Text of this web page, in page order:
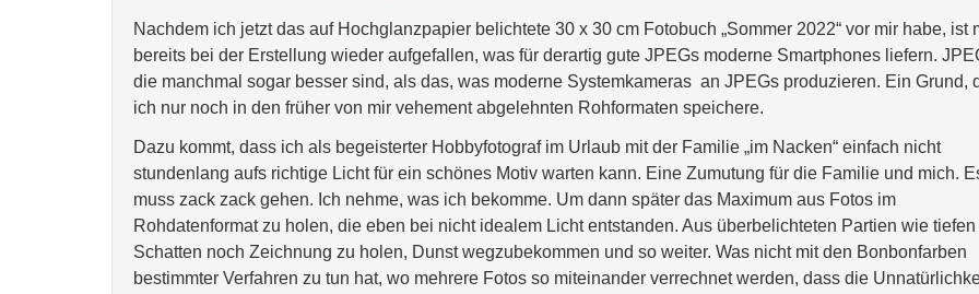
Nachdem ich jetzt das auf Hochglanzpapier belichtete 30 x 30 cm Fotobuch „Sommer 2022“ vor mir habe, ist
bereits bei der Erstellung wieder aufgefallen, was für derartig gute JPEGs moderne Smartphones liefern.
die manchmal sogar besser sind, als das, was moderne Systemkameras an JPEGs produzieren. Ein Grund,
ich nur noch in den früher von mir vehement abgelehnten Rohformaten speichere.
Dazu kommt, dass ich als begeisterter Hobbyfotograf im Urlaub mit der Familie „im Nacken“ einfach nicht
stundenlang aufs richtige Licht für ein schönes Motiv warten kann. Eine Zumutung für die Familie und mich.
muss zack zack gehen. Ich nehme, was ich bekomme. Um dann später das Maximum aus Fotos im
Rohdatenformat zu holen, die eben bei nicht idealem Licht entstanden. Aus überbelichteten Partien wie tiefen
Schatten noch Zeichnung zu holen, Dunst wegzubekommen und so weiter. Was nicht mit den Bonbonfarben
bestimmter Verfahren zu tun hat, wo mehrere Fotos so miteinander verrechnet werden, dass die